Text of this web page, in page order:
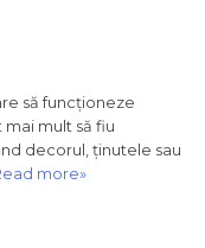
să funcționeze
mult să fiu
decorul, ținutele sau
more»